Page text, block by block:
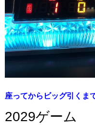
座ってからビッグ引くま
2029ゲーム